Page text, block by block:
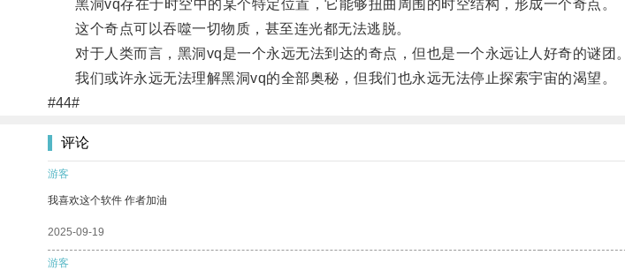
黑洞vq存在于时空中的某个特定位置，它能够扭曲周围的时空结构，形成一个奇点。
这个奇点可以吞噬一切物质，甚至连光都无法逃脱。
对于人类而言，黑洞vq是一个永远无法到达的奇点，但也是一个永远让人好奇的谜团。
我们或许永远无法理解黑洞vq的全部奥秘，但我们也永远无法停止探索宇宙的渴望。
#44#
评论
游客
我喜欢这个软件 作者加油
2025-09-19
游客